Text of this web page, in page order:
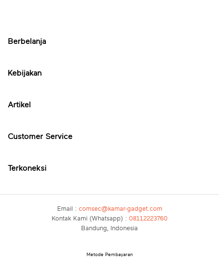
Berbelanja
Kebijakan
Artikel
Customer Service
Terkoneksi
Email : comsec@kamar-gadget.com
Kontak Kami (Whatsapp) : 08112223760
Bandung, Indonesia
Metode Pembayaran